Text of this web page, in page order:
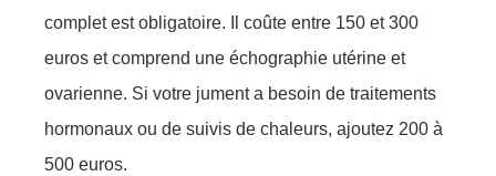
complet est obligatoire. Il coûte entre 150 et 300
euros et comprend une échographie utérine et
ovarienne. Si votre jument a besoin de traitements
hormonaux ou de suivis de chaleurs, ajoutez 200 à
500 euros.